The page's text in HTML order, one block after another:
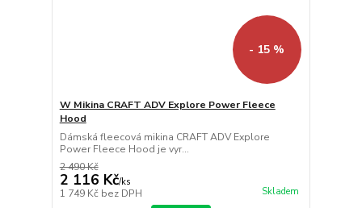
- 15 %
W Mikina CRAFT ADV Explore Power Fleece
Hood
Dámská fleecová mikina CRAFT ADV Explore
Power Fleece Hood je vyr...
2 490 Kč
2 116 Kč/ks
1 749 Kč bez DPH Skladem